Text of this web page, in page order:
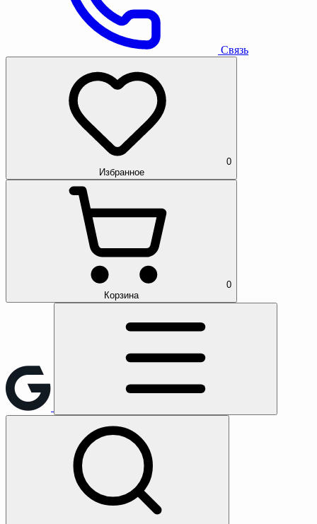
Связь
0
Избранное
0
Корзина